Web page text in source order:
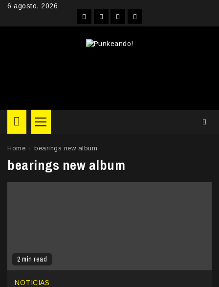
Skip6 agosto, 2026
FacebookInstagram
YouTubeTwitter
Primary
Menu
Home bearings new album
bearings new album
2 min read
NOTICIAS